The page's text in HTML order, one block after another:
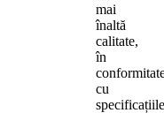
mai
înaltă
calitate,
în
cu
specificațiile